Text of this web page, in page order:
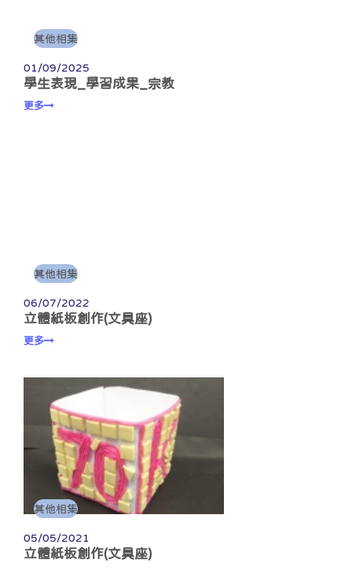
其他相集
01/09/2025
學生表現_學習成果_宗教
更多
其他相集
06/07/2022
立體紙板創作(文具座)
更多
其他相集
05/05/2021
立體紙板創作(文具座)